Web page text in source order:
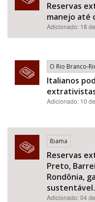
Reservas
manejo até
Adicionado: 18
O Rio Branco-
Italianos
Adicionado: 10
Ibama
Reservas
Preto,
Rondônia,
sustentável.
Adicionado: 04